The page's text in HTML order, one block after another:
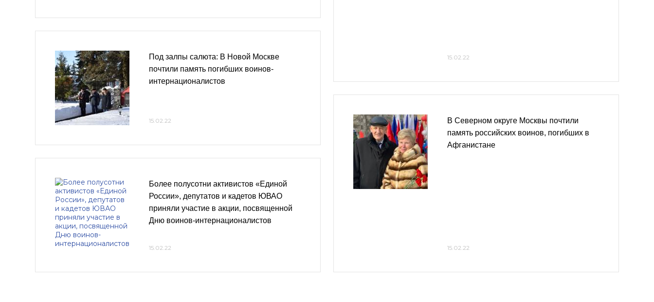
Под залпы салюта: В Новой Москве
почтили память погибших воинов-
интернационалистов
15.02.22
Более полусотни активистов «Единой
России», депутатов и кадетов ЮВАО
приняли участие в акции, посвященной
Дню воинов-интернационалистов
15.02.22
15.02.22
В Северном округе Москвы почтили
память российских воинов, погибших в
Афганистане
15.02.22